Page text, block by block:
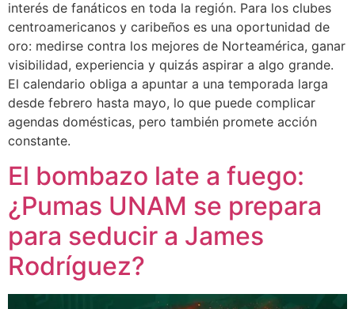
interés de fanáticos en toda la región. Para los clubes
centroamericanos y caribeños es una oportunidad de
oro: medirse contra los mejores de Norteamérica, ganar
visibilidad, experiencia y quizás aspirar a algo grande.
El calendario obliga a apuntar a una temporada larga
desde febrero hasta mayo, lo que puede complicar
agendas domésticas, pero también promete acción
constante.
El bombazo late a fuego:
¿Pumas UNAM se prepara
para seducir a James
Rodríguez?